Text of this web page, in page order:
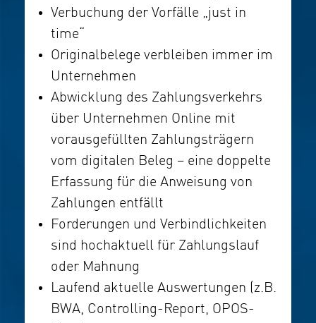
Verbuchung der Vorfälle „just in
time“
Originalbelege verbleiben immer im
Unternehmen
Abwicklung des Zahlungsverkehrs
über Unternehmen Online mit
vorausgefüllten Zahlungsträgern
vom digitalen Beleg – eine doppelte
Erfassung für die Anweisung von
Zahlungen entfällt
Forderungen und Verbindlichkeiten
sind hochaktuell für Zahlungslauf
oder Mahnung
Laufend aktuelle Auswertungen (z.B.
BWA, Controlling-Report, OPOS-